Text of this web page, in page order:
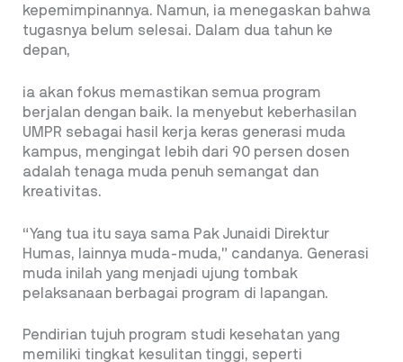
kepemimpinannya. Namun, ia menegaskan bahwa
tugasnya belum selesai. Dalam dua tahun ke
depan,
ia akan fokus memastikan semua program
berjalan dengan baik. Ia menyebut keberhasilan
UMPR sebagai hasil kerja keras generasi muda
kampus, mengingat lebih dari 90 persen dosen
adalah tenaga muda penuh semangat dan
kreativitas.
“Yang tua itu saya sama Pak Junaidi Direktur
Humas, lainnya muda-muda,” candanya. Generasi
muda inilah yang menjadi ujung tombak
pelaksanaan berbagai program di lapangan.
Pendirian tujuh program studi kesehatan yang
memiliki tingkat kesulitan tinggi, seperti